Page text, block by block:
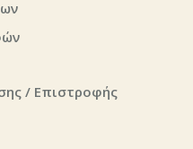
/ Επιστροφής